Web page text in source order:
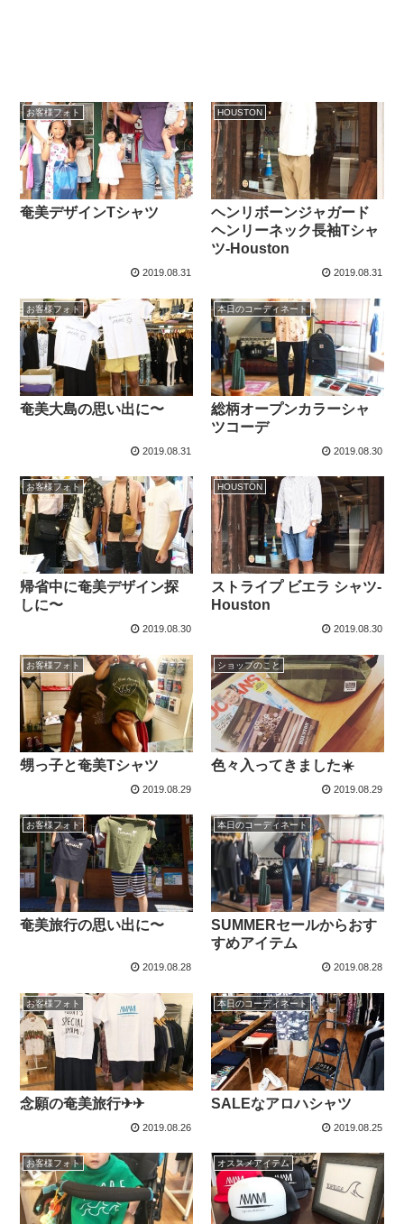
お客様フォト
奄美デザインTシャツ
2019.08.31
HOUSTON
ヘンリボーンジャガード
ヘンリーネック長袖Tシャ
ツ-Houston
2019.08.31
お客様フォト
奄美大島の思い出に〜
2019.08.31
本日のコーディネート
総柄オープンカラーシャ
ツコーデ
2019.08.30
お客様フォト
帰省中に奄美デザイン探
しに〜
2019.08.30
HOUSTON
ストライプ ビエラ シャツ-
Houston
2019.08.30
お客様フォト
甥っ子と奄美Tシャツ
2019.08.29
ショップのこと
色々入ってきました☀️
2019.08.29
お客様フォト
奄美旅行の思い出に〜
2019.08.28
本日のコーディネート
SUMMERセールからおす
すめアイテム
2019.08.28
お客様フォト
念願の奄美旅行✈✈
2019.08.26
本日のコーディネート
SALEなアロハシャツ
2019.08.25
お客様フォト オススメアイテム